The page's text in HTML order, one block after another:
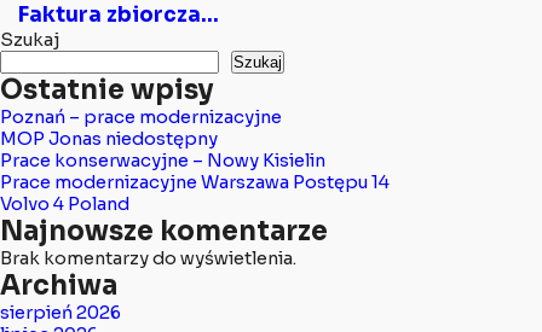
Faktura zbiorcza...
Szukaj
Szukaj
Ostatnie wpisy
Poznań – prace modernizacyjne
MOP Jonas niedostępny
Prace konserwacyjne – Nowy Kisielin
Prace modernizacyjne Warszawa Postępu 14
Volvo 4 Poland
Najnowsze komentarze
Brak komentarzy do wyświetlenia.
Archiwa
sierpień 2026